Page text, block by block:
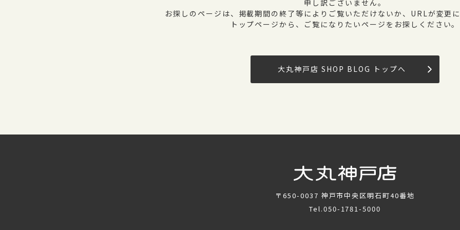
申し訳ございません。
お探しのページは、掲載期間の終了等によりご覧いただけないか、URLが変更に
トップページから、ご覧になりたいページをお探しください。
大丸神戸店 SHOP BLOG トップへ
〒650-0037 神戸市中央区明石町40番地
Tel.050-1781-5000